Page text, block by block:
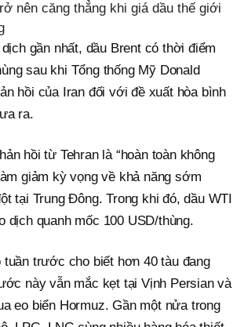
nên căng thẳng khi giá dầu thế giới
gần nhất, dầu Brent có thời điểm
sau khi Tổng thống Mỹ Donald
hồi của Iran đối với đề xuất hòa bình
ra.
hồi từ Tehran là “hoàn toàn không
giảm kỳ vọng về khả năng sớm
tại Trung Đông. Trong khi đó, dầu WTI
dịch quanh mốc 100 USD/thùng.
trước cho biết hơn 40 tàu đang
này vẫn mắc kẹt tại Vịnh Persian và
eo biển Hormuz. Gần một nửa trong